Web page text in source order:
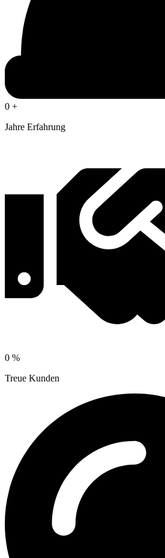
0 +
Jahre Erfahrung
0 %
Treue Kunden